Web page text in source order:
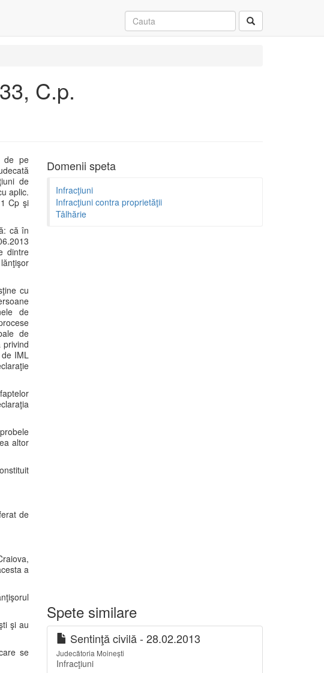
C.p.
de pe
de
aplic.
Cp şi
că în
dintre
cu
de
de
IML
altor
de
a
şi au
se
Domenii speta
Infracţiuni
Infracţiuni contra proprietăţii
Tâlhărie
Spete similare
Sentinţă civilă - 28.02.2013
Judecătoria Moinești
Infracţiuni